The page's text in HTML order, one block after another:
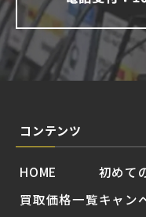
コンテンツ
HOME
買取価格一覧
初めて
キャン